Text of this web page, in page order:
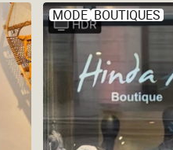
MODE BOUTIQUES